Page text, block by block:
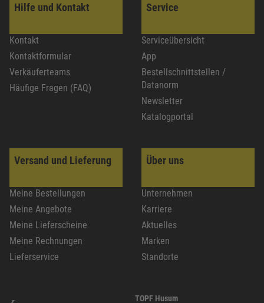
Hilfe und Kontakt
Kontakt
Kontaktformular
Verkäuferteams
Häufige Fragen (FAQ)
Service
Serviceübersicht
App
Bestellschnittstellen /
Datanorm
Newsletter
Katalogportal
Versand und Lieferung
Meine Bestellungen
Meine Angebote
Meine Lieferscheine
Meine Rechnungen
Lieferservice
Über uns
Unternehmen
Karriere
Aktuelles
Marken
Standorte
TOPF Husum